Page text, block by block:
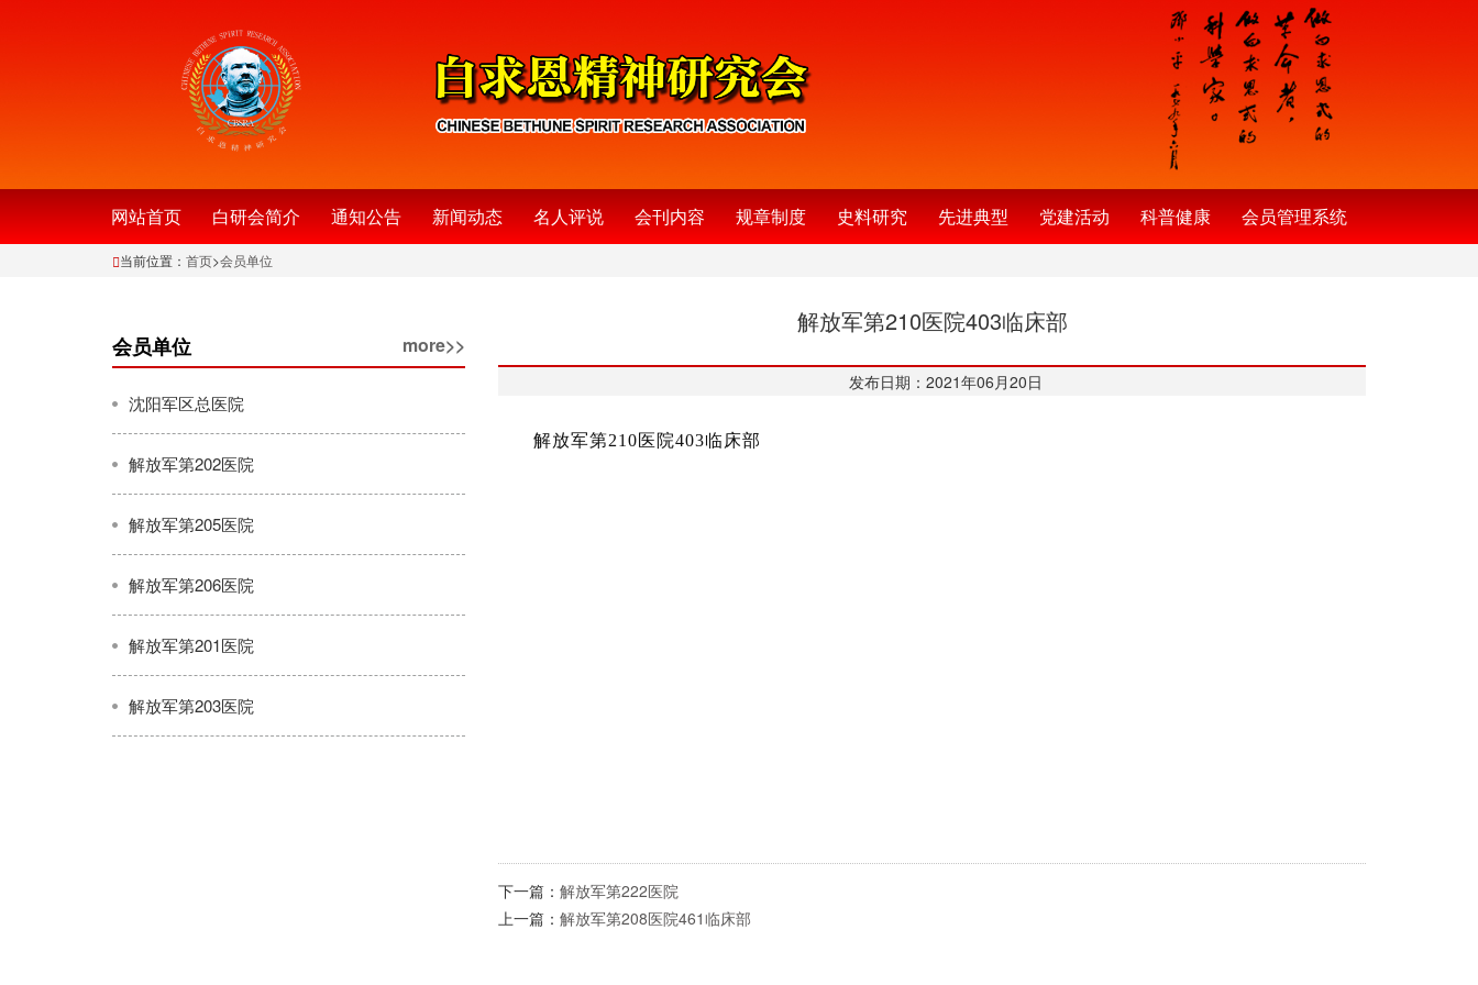
网站首页 白研会简介 通知公告 新闻动态 名人评说 会刊内容 规章制度 史料研究 先进典型 党建活动 科普健康 会员管理系统
当前位置： 首页>会员单位
会员单位 more>>
沈阳军区总医院
解放军第202医院
解放军第205医院
解放军第206医院
解放军第201医院
解放军第203医院
解放军第210医院403临床部
发布日期：2021年06月20日
解放军第210医院403临床部
下一篇： 解放军第222医院
上一篇： 解放军第208医院461临床部